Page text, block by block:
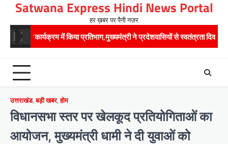
content
Satwana Express Hindi News Portal
हर ख़बर पर पैनी नज़र
में किया प्रतिभाग,मुख्यमंत्री ने प्रदेशवासियों से स्वतंत्रता दिवस पर अपने घरों में
उत्तराखंड,बड़ी खबर,होम
विधानसभा स्तर पर खेलकूद प्रतियोगिताओं का
आयोजन, मुख्यमंत्री धामी ने दी युवाओं को